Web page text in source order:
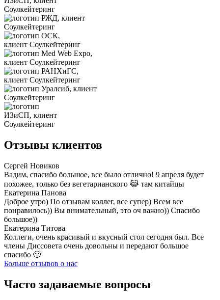
Отзывы клиентов
Сергей Новиков
Вадим, спасибо большое, все было отлично! 9 апреля будет
похожее, только без вегетарианского 😹 там китайцы
Екатерина Панова
Доброе утро) По отзывам коллег, все супер) Всем все
понравилось)) Вы внимательный, это оч важно)) Спасибо
большое))
Екатерина Титова
Коллеги, очень красивый и вкусный стол сегодня был. Все
члены Диссовета очень довольны и передают большое
спасибо 🙂
Больше отзывов о нас
Часто задаваемые вопросы